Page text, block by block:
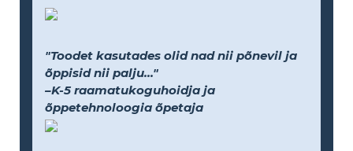
"Toodet kasutades olid nad nii põnevil ja
õppisid nii palju..."
–K-5 raamatukoguhoidja ja
õppetehnoloogia õpetaja